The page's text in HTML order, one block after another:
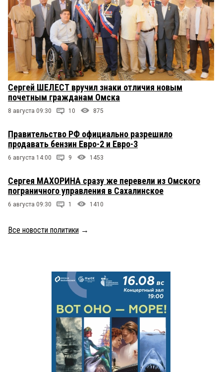
Сергей ШЕЛЕСТ вручил знаки отличия новым
почетным гражданам Омска
8 августа 09:30 10 875
Правительство РФ официально разрешило
продавать бензин Евро-2 и Евро-3
6 августа 14:00 9 1453
Сергея МАХОРИНА сразу же перевели из Омского
пограничного управления в Сахалинское
6 августа 09:30 1 1410
Все новости политики →